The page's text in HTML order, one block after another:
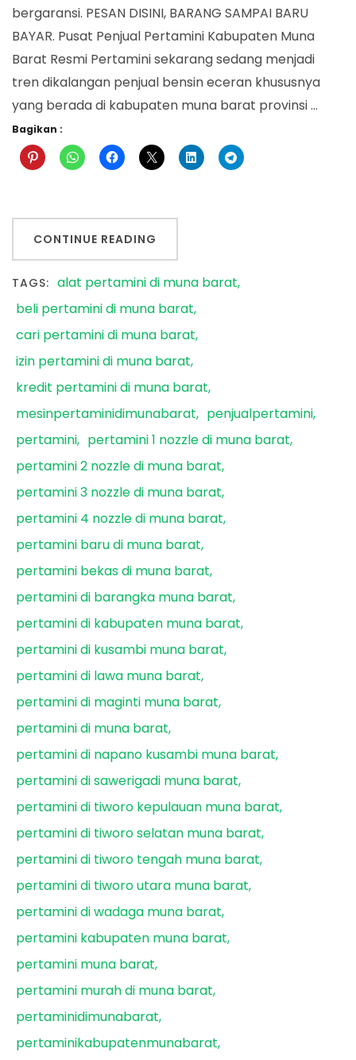
bergaransi. PESAN DISINI, BARANG SAMPAI BARU
BAYAR. Pusat Penjual Pertamini Kabupaten Muna
Barat Resmi Pertamini sekarang sedang menjadi
tren dikalangan penjual bensin eceran khususnya
yang berada di kabupaten muna barat provinsi …
Bagikan :
CONTINUE READING
TAGS: alat pertamini di muna barat
beli pertamini di muna barat
cari pertamini di muna barat
izin pertamini di muna barat
kredit pertamini di muna barat
mesinpertaminidimunabarat
penjualpertamini
pertamini
pertamini 1 nozzle di muna barat
pertamini 2 nozzle di muna barat
pertamini 3 nozzle di muna barat
pertamini 4 nozzle di muna barat
pertamini baru di muna barat
pertamini bekas di muna barat
pertamini di barangka muna barat
pertamini di kabupaten muna barat
pertamini di kusambi muna barat
pertamini di lawa muna barat
pertamini di maginti muna barat
pertamini di muna barat
pertamini di napano kusambi muna barat
pertamini di sawerigadi muna barat
pertamini di tiworo kepulauan muna barat
pertamini di tiworo selatan muna barat
pertamini di tiworo tengah muna barat
pertamini di tiworo utara muna barat
pertamini di wadaga muna barat
pertamini kabupaten muna barat
pertamini muna barat
pertamini murah di muna barat
pertaminidimunabarat
pertaminikabupatenmunabarat